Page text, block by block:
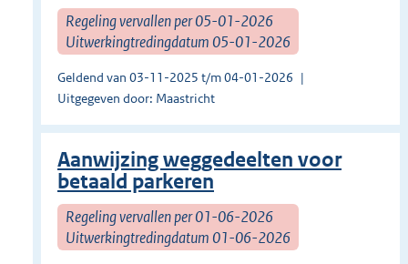
Regeling vervallen per 05-01-2026
Uitwerkingtredingdatum 05-01-2026
Geldend van 03-11-2025 t/m 04-01-2026
Uitgegeven door: Maastricht
Aanwijzing weggedeelten voor
betaald parkeren
Regeling vervallen per 01-06-2026
Uitwerkingtredingdatum 01-06-2026